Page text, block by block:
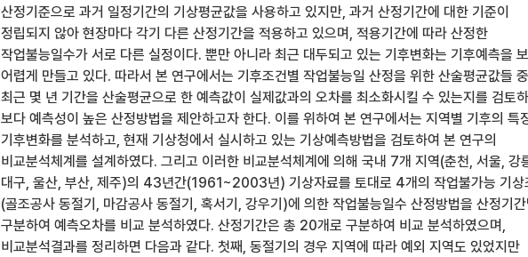
산정기준으로 과거 일정기간의 기상평균값을 사용하고 있지만, 과거 산정기간에 대한 기준이
정립되지 않아 현장마다 각기 다른 산정기간을 적용하고 있으며, 적용기간에 따라 산정한
작업불능일수가 서로 다른 실정이다. 뿐만 아니라 최근 대두되고 있는 기후변화는 기후예측을
어렵게 만들고 있다. 따라서 본 연구에서는 기후조건별 작업불능일 산정을 위한 산술평균값들 중
최근 몇 년 기간을 산술평균으로 한 예측값이 실제값과의 오차를 최소화시킬 수 있는지를 검토
보다 예측성이 높은 산정방법을 제안하고자 한다. 이를 위하여 본 연구에서는 지역별 기후의 특
기후변화를 분석하고, 현재 기상청에서 실시하고 있는 기상예측방법을 검토하여 본 연구의
비교분석체계를 설계하였다. 그리고 이러한 비교분석체계에 의해 국내 7개 지역(춘천, 서울, 강
대구, 울산, 부산, 제주)의 43년간(1961~2003년) 기상자료를 토대로 4개의 작업불가능 기상
(골조공사 동절기, 마감공사 동절기, 혹서기, 강우기)에 의한 작업불능일수 산정방법을 산정기
구분하여 예측오차를 비교 분석하였다. 산정기간은 총 20개로 구분하여 비교 분석하였으며,
비교분석결과를 정리하면 다음과 같다. 첫째, 동절기의 경우 지역에 따라 예외 지역도 있었지만